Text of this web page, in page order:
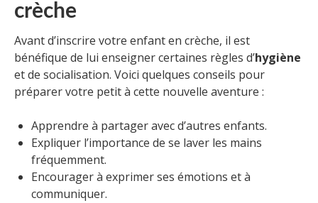
crèche
Avant d’inscrire votre enfant en crèche, il est
bénéfique de lui enseigner certaines règles d’hygiène
et de socialisation. Voici quelques conseils pour
préparer votre petit à cette nouvelle aventure :
Apprendre à partager avec d’autres enfants.
Expliquer l’importance de se laver les mains
fréquemment.
Encourager à exprimer ses émotions et à
communiquer.